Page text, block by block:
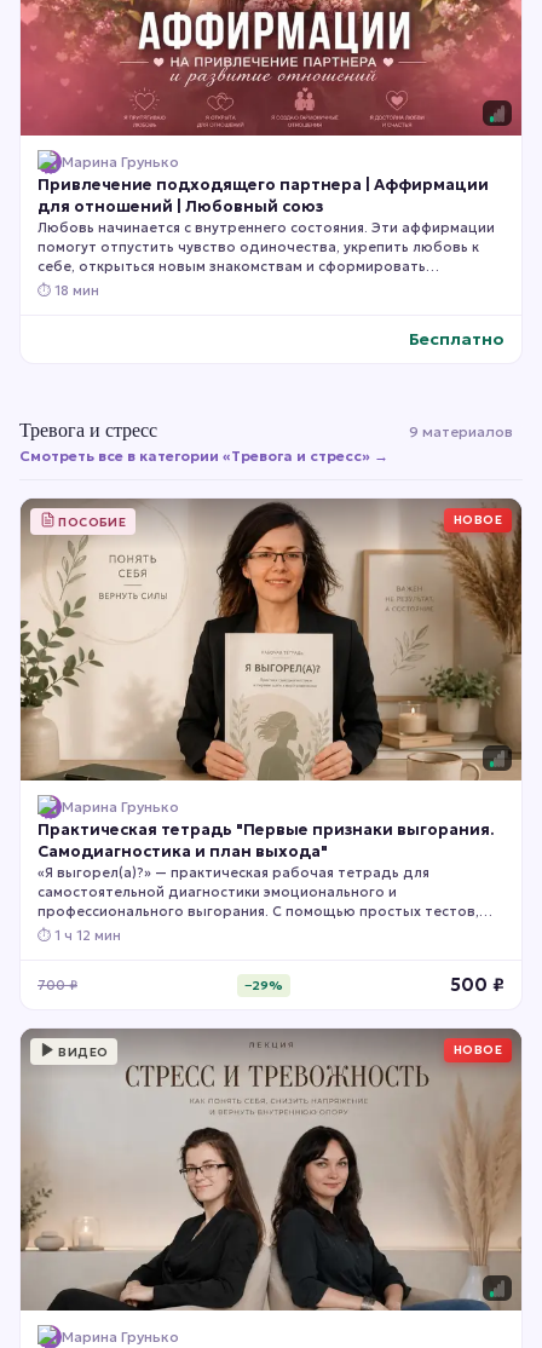
Марина Грунько
Привлечение подходящего партнера | Аффирмации
для отношений | Любовный союз
Любовь начинается с внутреннего состояния. Эти аффирмации
помогут отпустить чувство одиночества, укрепить любовь к
себе, открыться новым знакомствам и сформировать
внутренний настрой на гармоничные, взаимные и счастливые
⏱ 18 мин
Бесплатно
Тревога и стресс
9 материалов
Смотреть все в категории «Тревога и стресс» →
ПОСОБИЕ НОВОЕ
Марина Грунько
Практическая тетрадь "Первые признаки выгорания.
Самодиагностика и план выхода"
«Я выгорел(а)?» — практическая рабочая тетрадь для
самостоятельной диагностики эмоционального и
профессионального выгорания. С помощью простых тестов,
чек-листов и упражнений вы сможете определить, есть ли у вас
увидеть первые тревожные сигналы, оценить уровень
заботу о себе больше нельзя.
⏱ 1 ч 12 мин
700₽ −29% 500 ₽
ВИДЕО НОВОЕ
Марина Грунько